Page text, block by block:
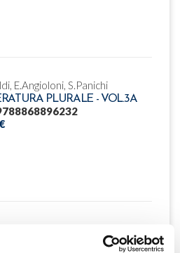
E.Angioloni, S.Panichi
PLURALE - VOL.3A
PLURALE - VOL.3B